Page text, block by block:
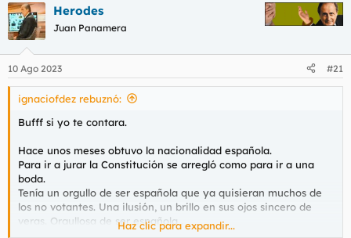
c
c
i
e
s
Herodes
Juan Panamera
10 Ago 2023 #21
ignaciofdez rebuznó:
Bufff si yo te contara.
Hace unos meses obtuvo la nacionalidad española.
Para ir a jurar la Constitución se arregló como para ir a una
boda.
Tenía un orgullo de ser española que ya quisieran muchos de
los no votantes. Una ilusión, un brillo en sus ojos sincero de
veras. Orgullosa de ser española .Haz clic para expandir...